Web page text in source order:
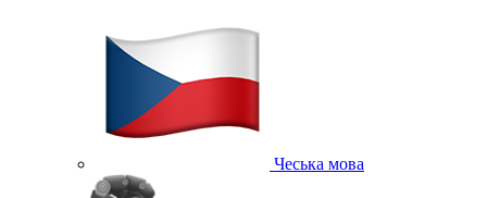
Чеська мова